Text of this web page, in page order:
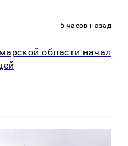
5 часов назад
области начал